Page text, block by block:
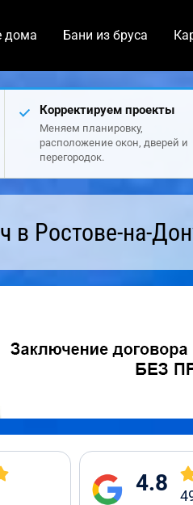
дома Бани из бруса
Корректируем проекты
Меняем планировку,
расположение окон, дверей и
перегородок.
в Ростове-на-
4.8